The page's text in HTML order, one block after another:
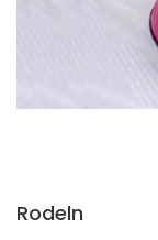
Rodeln